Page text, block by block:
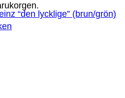
“den lycklige” (brun/grön)